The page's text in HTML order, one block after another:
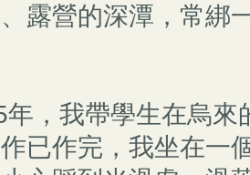
露營的深潭，常綁
年，我帶學生在烏
已作完，我坐在一